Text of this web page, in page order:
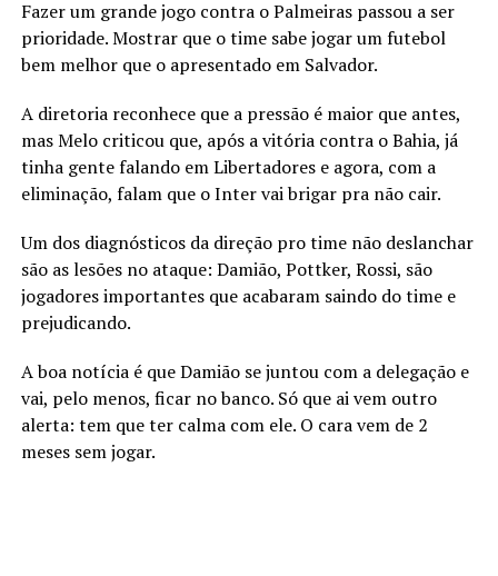
Fazer um grande jogo contra o Palmeiras passou a ser
prioridade. Mostrar que o time sabe jogar um futebol
bem melhor que o apresentado em Salvador.
A diretoria reconhece que a pressão é maior que antes,
mas Melo criticou que, após a vitória contra o Bahia, já
tinha gente falando em Libertadores e agora, com a
eliminação, falam que o Inter vai brigar pra não cair.
Um dos diagnósticos da direção pro time não deslanchar
são as lesões no ataque: Damião, Pottker, Rossi, são
jogadores importantes que acabaram saindo do time e
prejudicando.
A boa notícia é que Damião se juntou com a delegação e
vai, pelo menos, ficar no banco. Só que ai vem outro
alerta: tem que ter calma com ele. O cara vem de 2
meses sem jogar.